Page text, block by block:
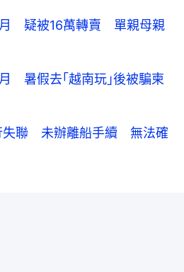
月 疑被16萬轉賣 單親母親
暑假去｢越南玩｣後被騙柬
失聯 未辦離船手續 無法確